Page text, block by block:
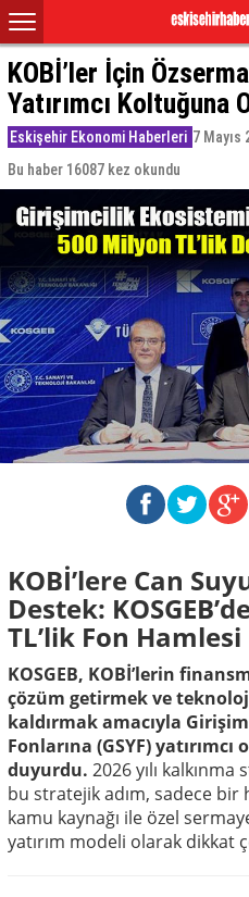
KOBİ’ler İçin
Yatırımcı Koltuğuna
Eskişehir Ekonomi Haberleri 7 Mayıs
Bu haber 16087 kez okundu
KOBİ’lere Can
Destek:
TL’lik Fon Hamlesi
KOSGEB, KOBİ’lerin
çözüm getirmek ve
kaldırmak amacıyla
Fonlarına (GSYF) yatırımcı
duyurdu. 2026 yılı
bu stratejik adım, sadece bir
kamu kaynağı ile özel
yatırım modeli olarak dikkat